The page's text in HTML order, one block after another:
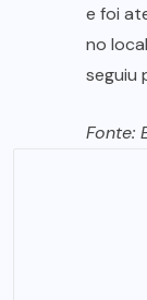
e foi
no
seguiu
Fonte: